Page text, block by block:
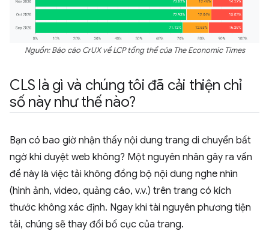
Nguồn: Báo cáo CrUX về LCP tổng thể của The Economic Times
CLS là gì và chúng tôi đã cải thiện chỉ
số này như thế nào?
Bạn có bao giờ nhận thấy nội dung trang di chuyển bất
ngờ khi duyệt web không? Một nguyên nhân gây ra vấn
đề này là việc tải không đồng bộ nội dung nghe nhìn
(hình ảnh, video, quảng cáo, v.v.) trên trang có kích
thước không xác định. Ngay khi tài nguyên phương tiện
tải, chúng sẽ thay đổi bố cục của trang.